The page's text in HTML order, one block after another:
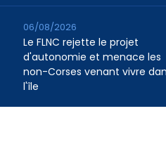
Le FLNC rejette le projet
d'autonomie et menace les
non-Corses venant vivre
l'île
06/08/2026